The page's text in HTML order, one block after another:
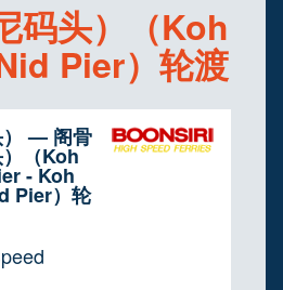
码头）（Koh
Pier）轮渡
） — 阁骨
（Koh
- Koh
Pier）轮